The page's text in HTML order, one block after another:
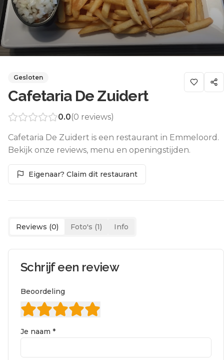
Gesloten
Cafetaria De Zuidert
0.0(0 reviews)
Cafetaria De Zuidert is een restaurant in Emmeloord.
Bekijk onze reviews, menu en openingstijden.
Eigenaar? Claim dit restaurant
Reviews (0) Foto's (1) Info
Schrijf een review
Beoordeling
Je naam *